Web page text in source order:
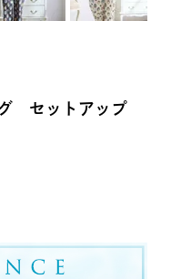
セットアップ